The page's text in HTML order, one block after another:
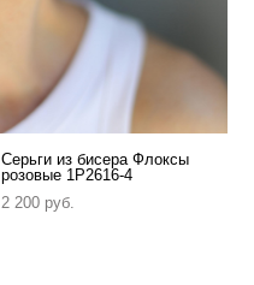
Серьги из бисера Флоксы
розовые 1P2616-4
2 200 pуб.